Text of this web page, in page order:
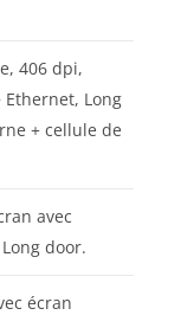
406 dpi,
Long
+ cellule de
avec
door.
écran